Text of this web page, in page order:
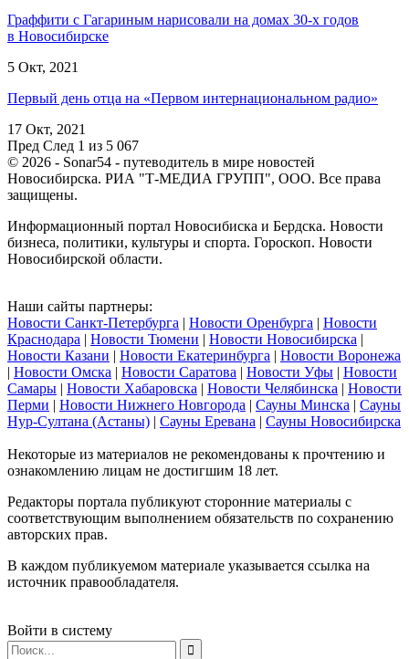
Граффити с Гагариным нарисовали на домах 30-х годов
в Новосибирске
5 Окт, 2021
Первый день отца на «Первом интернациональном радио»
17 Окт, 2021
Пред След 1 из 5 067
© 2026 - Sonar54 - путеводитель в мире новостей
Новосибирска. РИА "Т-МЕДИА ГРУПП", ООО. Все права
защищены.
Информационный портал Новосибиска и Бердска. Новости
бизнеса, политики, культуры и спорта. Гороскоп. Новости
Новосибирской области.
Наши сайты партнеры:
Новости Санкт-Петербурга | Новости Оренбурга | Новости
Краснодара | Новости Тюмени | Новости Новосибирска |
Новости Казани | Новости Екатеринбурга | Новости Воронежа
| Новости Омска | Новости Саратова | Новости Уфы | Новости
Самары | Новости Хабаровска | Новости Челябинска | Новости
Перми | Новости Нижнего Новгорода | Сауны Минска | Сауны
Нур-Султана (Астаны) | Сауны Еревана | Сауны Новосибирска
Некоторые из материалов не рекомендованы к прочтению и
ознакомлению лицам не достигшим 18 лет.
Редакторы портала публикуют сторонние материалы с
соответствующим выполнением обязательств по сохранению
авторских прав.
В каждом публикуемом материале указывается ссылка на
источник правообладателя.
Войти в систему